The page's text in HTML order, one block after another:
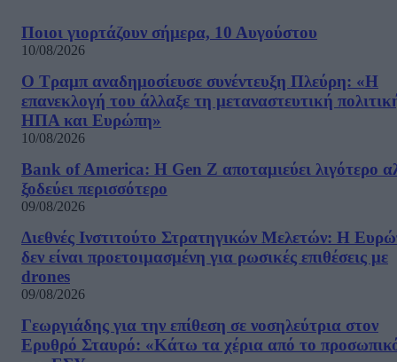
Ποιοι γιορτάζουν σήμερα, 10 Αυγούστου
10/08/2026
Ο Τραμπ αναδημοσίευσε συνέντευξη Πλεύρη: «Η
επανεκλογή του άλλαξε τη μεταναστευτική
ΗΠΑ και Ευρώπη»
10/08/2026
Bank of America: Η Gen Z αποταμιεύει λιγότερο
ξοδεύει περισσότερο
09/08/2026
Διεθνές Ινστιτούτο Στρατηγικών Μελετών: Η
δεν είναι προετοιμασμένη για ρωσικές επιθέσεις με
drones
09/08/2026
Γεωργιάδης για την επίθεση σε νοσηλεύτρια στον
Ερυθρό Σταυρό: «Κάτω τα χέρια από το